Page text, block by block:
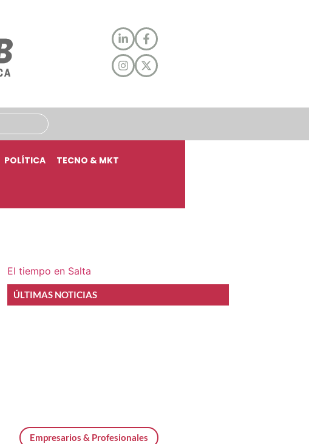
POLÍTICA TECNO & MKT
El tiempo en Salta
ÚLTIMAS NOTICIAS
Empresarios & Profesionales